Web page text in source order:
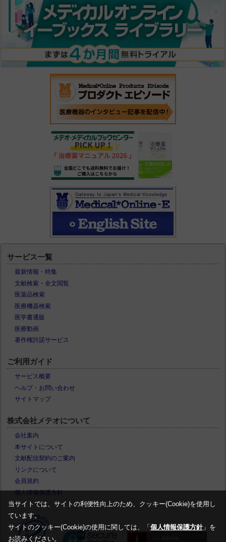
サービス一覧
最新情報・特集
文献検索・全文閲覧
医薬品検索
医療機器検索
医学書通販
医療動画
著作権許諾サービス
ご利用ガイド
サービス概要
ヘルプ・お問い合わせ
サイトマップ
株式会社メテオについて
会社案内
本サイトについて
文献配信契約のご案内
リンクについて
会員規約
個人情報保護方針
当サイトでは、サイトの利便性向上のため、クッキー(Cookie)を使用し
ています。
サイトのクッキー(Cookie)の使用に関しては、「 個人情報保護方針」を
お読みください。